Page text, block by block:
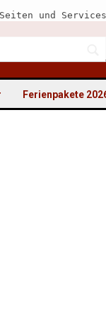
und
Ferienpakete